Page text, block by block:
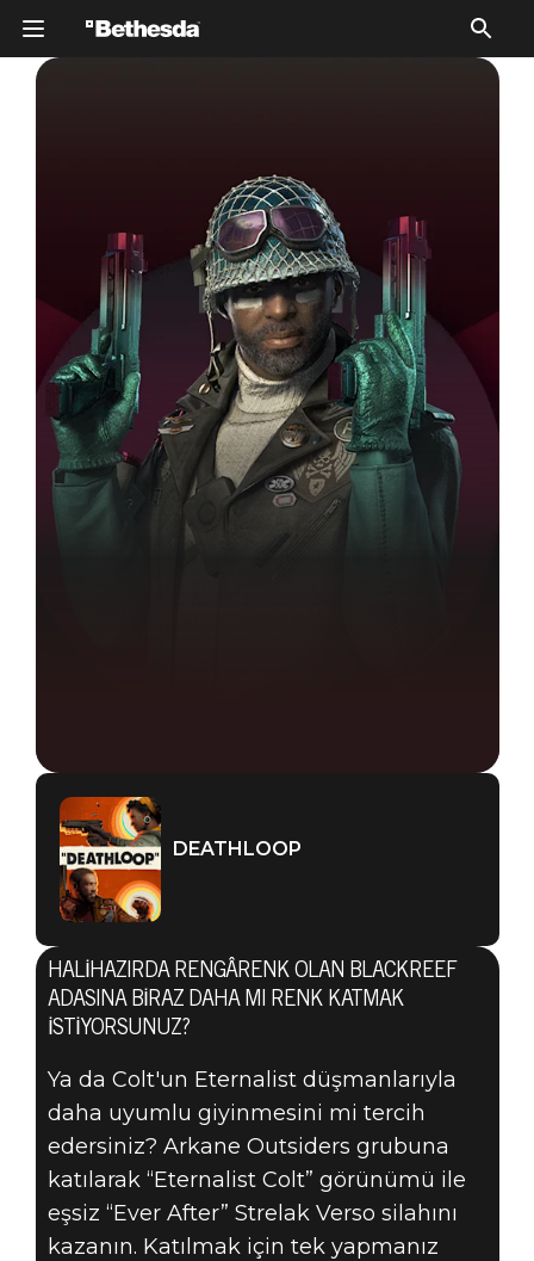
DEATHLOOP
08 Temmuz 2021
DEATHLOOP
HALIHAZIRDA RENGÂRENK OLAN BLACKREEF
ADASINA BIRAZ DAHA MI RENK KATMAK
ISTIYORSUNUZ?
Ya da Colt'un Eternalist düşmanlarıyla
daha uyumlu giyinmesini mi tercih
edersiniz? Arkane Outsiders grubuna
katılarak “Eternalist Colt” görünümü ile
eşsiz “Ever After” Strelak Verso silahını
kazanın. Katılmak için tek yapmanız